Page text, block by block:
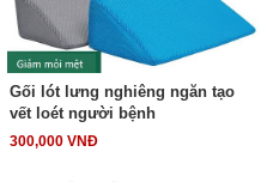
Gối lót lưng nghiêng ngăn tạo
vết loét người bệnh
300,000 VNĐ